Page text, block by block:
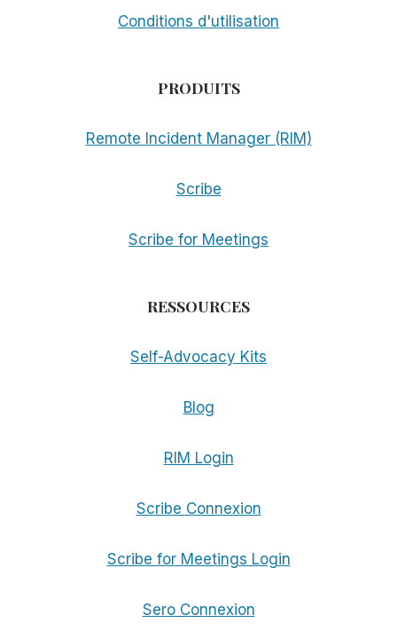
Conditions d'utilisation
PRODUITS
Remote Incident Manager (RIM)
Scribe
Scribe for Meetings
RESSOURCES
Self-Advocacy Kits
Blog
RIM Login
Scribe Connexion
Scribe for Meetings Login
Sero Connexion